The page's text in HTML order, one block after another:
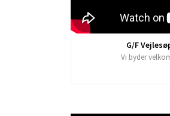
G/F
Vi byder